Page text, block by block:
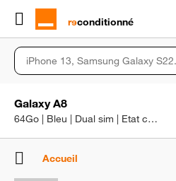
rɘconditionné
Galaxy A8
64Go | Bleu | Dual sim | Etat correct
Accueil